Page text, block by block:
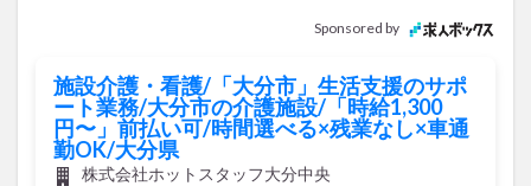
Sponsored by
施設介護・看護/「大分市」生活支援のサポ
ート業務/大分市の介護施設/「時給1,300
円〜」前払い可/時間選べる×残業なし×車通
勤OK/大分県
株式会社ホットスタッフ大分中央